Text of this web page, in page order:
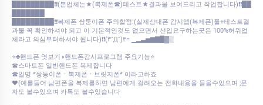
█████████❗❗(본업체는★(복제폰☎)테스트★결과물 보여드리고 작업합니다)❗❗██
█████████❗❗복제폰 쌍둥이폰 주의할점:(실제상대폰 감시앱(복제폰)툴+테스트결
과물 꼭 확인하셔야 되고 이 기본적인것도 없으면서 선입요구하는곳은 100%허위업
체라고 의심부터하셔야 됩니다)❗❗(۳˚Д˚)۳= ▁▂▃▅▆▇█▓▒
⭐♣핸드폰 엿보기◑핸드폰감시프로그램 주요기능⭐
☎스마트폰 일반핸드폰 복제합니다
☎일명 *쌍둥이폰ㆍ복제폰ㆍ브릿지폰* 이라고하죠
♥(예를들어 남편폰을 복제를하면 남편에게 걸려오는 전화내용을 들을수있으며 ;문
자도 볼수있으며 카톡도 볼수있습니다